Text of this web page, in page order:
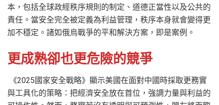
本，包括全球政經秩序規則的制定、道德正當性以及公共的
責任。當安全完全被定義為利益管理，秩序本身就會變得更
加不穩定。諸如俄烏戰爭的平和解決方案，即是案例。
更成熟卻也更危險的競爭
《2025國家安全戰略》顯示美國在面對中國時採取更務實
與工具化的策略：把經濟安全放在首位，強調力量與利益的